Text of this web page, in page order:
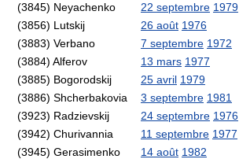
(3845) Neyachenko
22 septembre 1979
(3856) Lutskij
26 août 1976
(3883) Verbano
7 septembre 1972
(3884) Alferov
13 mars 1977
(3885) Bogorodskij
25 avril 1979
(3886) Shcherbakovia
3 septembre 1981
(3923) Radzievskij
24 septembre 1976
(3942) Churivannia
11 septembre 1977
(3945) Gerasimenko
14 août 1982